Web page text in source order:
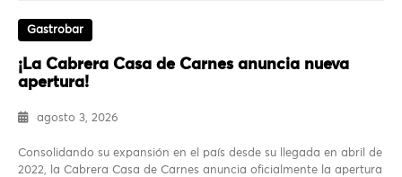
Gastrobar
¡La Cabrera Casa de Carnes anuncia nueva
apertura!
agosto 3, 2026
Consolidando su expansión en el país desde su llegada en abril de
2022, la Cabrera Casa de Carnes anuncia oficialmente la apertura